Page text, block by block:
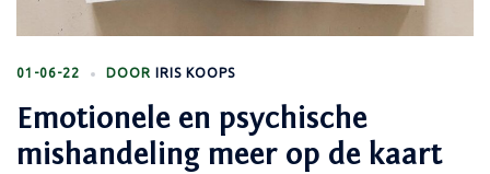
01-06-22 DOOR IRIS KOOPS
Emotionele en psychische
mishandeling meer op de kaart